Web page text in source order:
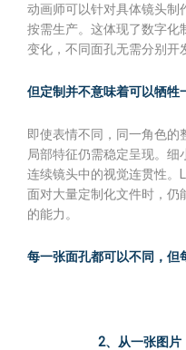
动画师可以针对具体镜头制
按需生产。这体现了数字化
变化，不同面孔无需分别开
但定制并不意味着可以牺牲
即使表情不同，同一角色
局部特征仍需稳定呈现。
连续镜头中的视觉连贯性。
面对大量定制化文件时，仍
的能力。
每一张面孔都可以不同，但
2、从一张图片